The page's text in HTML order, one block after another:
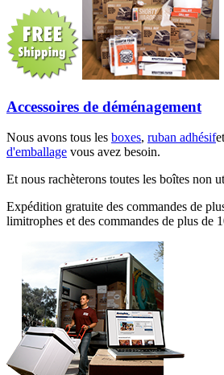
Accessoires de déménagement
Nous avons tous les boxes, ruban adhésif
d'emballage vous avez besoin.
Et nous rachèterons toutes les boîtes non
Expédition gratuite des commandes de
limitrophes et des commandes de plus de